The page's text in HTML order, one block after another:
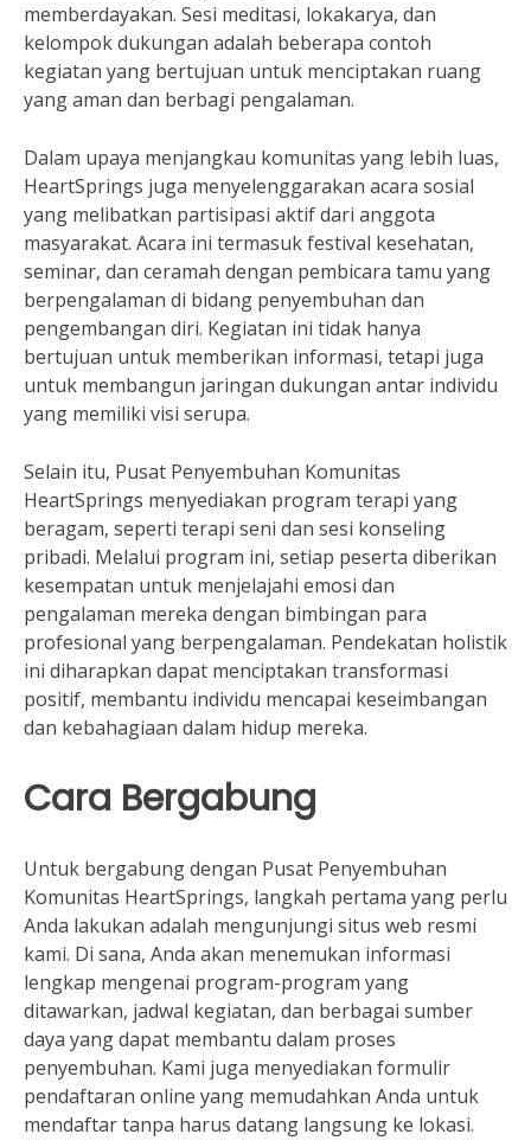
memberdayakan. Sesi meditasi, lokakarya, dan
kelompok dukungan adalah beberapa contoh
kegiatan yang bertujuan untuk menciptakan ruang
yang aman dan berbagi pengalaman.
Dalam upaya menjangkau komunitas yang lebih luas,
HeartSprings juga menyelenggarakan acara sosial
yang melibatkan partisipasi aktif dari anggota
masyarakat. Acara ini termasuk festival kesehatan,
seminar, dan ceramah dengan pembicara tamu yang
berpengalaman di bidang penyembuhan dan
pengembangan diri. Kegiatan ini tidak hanya
bertujuan untuk memberikan informasi, tetapi juga
untuk membangun jaringan dukungan antar individu
yang memiliki visi serupa.
Selain itu, Pusat Penyembuhan Komunitas
HeartSprings menyediakan program terapi yang
beragam, seperti terapi seni dan sesi konseling
pribadi. Melalui program ini, setiap peserta diberikan
kesempatan untuk menjelajahi emosi dan
pengalaman mereka dengan bimbingan para
profesional yang berpengalaman. Pendekatan holistik
ini diharapkan dapat menciptakan transformasi
positif, membantu individu mencapai keseimbangan
dan kebahagiaan dalam hidup mereka.
Cara Bergabung
Untuk bergabung dengan Pusat Penyembuhan
Komunitas HeartSprings, langkah pertama yang perlu
Anda lakukan adalah mengunjungi situs web resmi
kami. Di sana, Anda akan menemukan informasi
lengkap mengenai program-program yang
ditawarkan, jadwal kegiatan, dan berbagai sumber
daya yang dapat membantu dalam proses
penyembuhan. Kami juga menyediakan formulir
pendaftaran online yang memudahkan Anda untuk
mendaftar tanpa harus datang langsung ke lokasi.